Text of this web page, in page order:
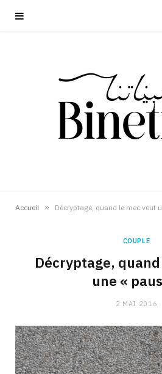
Accueil » Décryptage, quand le mec veut
COUPLE
Décryptage,
une «
2 MAI 2016